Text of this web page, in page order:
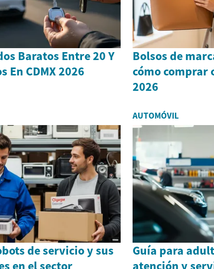
Baratos Entre 20 Y
En CDMX 2026
Bolsos de
cómo comprar
2026
de servicio y sus
en el sector
AUTOMÓVIL
Guía para
atención y